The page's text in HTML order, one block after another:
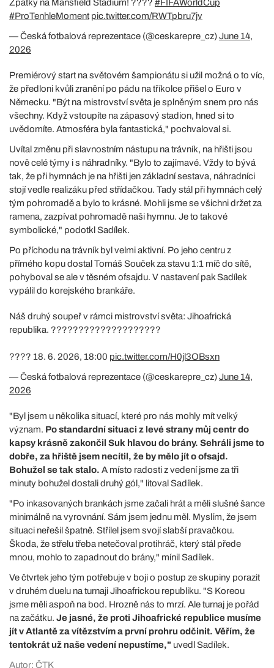
Zpátky na Mansfield Stadium! ????️ #FIFAWorldCup
#ProTenhleMoment pic.twitter.com/RWTpbru7jv
— Česká fotbalová reprezentace (@ceskarepre_cz)June 14,
2026
Premiérový start na světovém šampionátu si užil možná o to víc,
že předloni kvůli zranění po pádu na tříkolce přišel o Euro v
Německu. "Být na mistrovství světa je splněným snem pro nás
všechny. Když vstoupíte na zápasový stadion, hned si to
uvědomíte. Atmosféra byla fantastická," pochvaloval si.
Uvítal změnu při slavnostním nástupu na trávník, na hřišti jsou
nově celé týmy i s náhradníky. "Bylo to zajímavé. Vždy to bývá
tak, že při hymnách je na hřišti jen základní sestava, náhradníci
stojí vedle realizáku před střídačkou. Tady stál při hymnách celý
tým pohromadě a bylo to krásné. Mohli jsme se všichni držet za
ramena, zazpívat pohromadě naši hymnu. Je to takové
symbolické," podotkl Sadílek.
Po příchodu na trávník byl velmi aktivní. Po jeho centru z
přímého kopu dostal Tomáš Souček za stavu 1:1 míč do sítě,
pohyboval se ale v těsném ofsajdu. V nastavení pak Sadílek
vypálil do korejského brankáře.
Náš druhý soupeř v rámci mistrovství světa: Jihoafrická
republika. ????????????????????
???? 18. 6. 2026, 18:00 pic.twitter.com/H0jl3OBsxn
— Česká fotbalová reprezentace (@ceskarepre_cz)June 14,
2026
"Byl jsem u několika situací, které pro nás mohly mít velký
význam. Po standardní situaci z levé strany můj centr do
kapsy krásně zakončil Suk hlavou do brány. Sehráli jsme to
dobře, za hřiště jsem necítil, že by mělo jít o ofsajd.
Bohužel se tak stalo. A místo radosti z vedení jsme za tři
minuty bohužel dostali druhý gól," litoval Sadílek.
"Po inkasovaných brankách jsme začali hrát a měli slušné šance
minimálně na vyrovnání. Sám jsem jednu měl. Myslím, že jsem
situaci neřešil špatně. Střílel jsem svojí slabší pravačkou.
Škoda, že střelu třeba netečoval protihráč, který stál přede
mnou, mohlo to zapadnout do brány," mínil Sadílek.
Ve čtvrtek jeho tým potřebuje v boji o postup ze skupiny porazit
v druhém duelu na turnaji Jihoafrickou republiku. "S Koreou
jsme měli aspoň na bod. Hrozně nás to mrzí. Ale turnaj je pořád
na začátku. Je jasné, že proti Jihoafrické republice musíme
jít v Atlantě za vítězstvím a první prohru odčinit. Věřím, že
tentokrát už naše vedení nepustíme," uvedl Sadílek.
Autor: ČTK